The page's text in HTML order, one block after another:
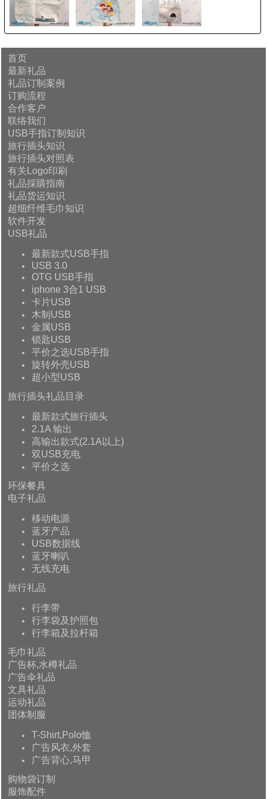
首页
最新礼品
礼品订制案例
订购流程
合作客户
联络我们
USB手指订制知识
旅行插头知识
旅行插头对照表
有关Logo印刷
礼品採購指南
礼品货运知识
超细纤维毛巾知识
软件开发
USB礼品
最新款式USB手指
USB 3.0
OTG USB手指
iphone 3合1 USB
卡片USB
木制USB
金属USB
锁匙USB
平价之选USB手指
旋转外壳USB
超小型USB
旅行插头礼品目录
最新款式旅行插头
2.1A 输出
高输出款式(2.1A以上)
双USB充电
平价之选
环保餐具
电子礼品
移动电源
蓝牙产品
USB数据线
蓝牙喇叭
无线充电
旅行礼品
行李带
行李袋及护照包
行李箱及拉杆箱
毛巾礼品
广告杯,水樽礼品
广告伞礼品
文具礼品
运动礼品
团体制服
T-Shirt,Polo恤
广告风衣,外套
广告背心,马甲
购物袋订制
服饰配件